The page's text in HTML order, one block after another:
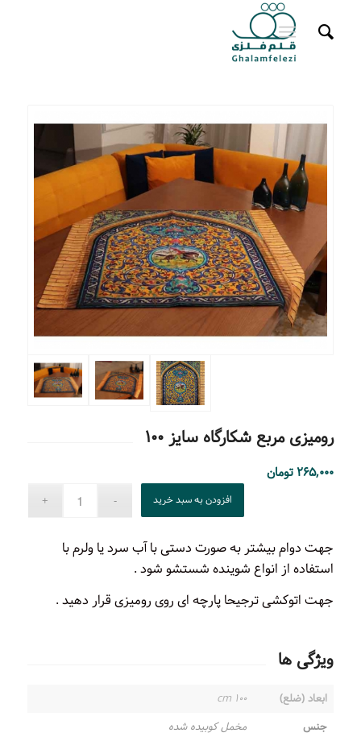
رومیزی مربع شکارگاه سایز ۱۰۰
۲۶۵,۰۰۰ تومان
افزودن به سبد خرید
جهت دوام بیشتر به صورت دستی با آب سرد یا ولرم با
استفاده از انواع شوینده شستشو شود .
جهت اتوکشی ترجیحا پارچه ای روی رومیزی قرار دهید .
ویژگی ها
ابعاد (ضلع)
۱۰۰ cm
جنس
مخمل کوبیده شده